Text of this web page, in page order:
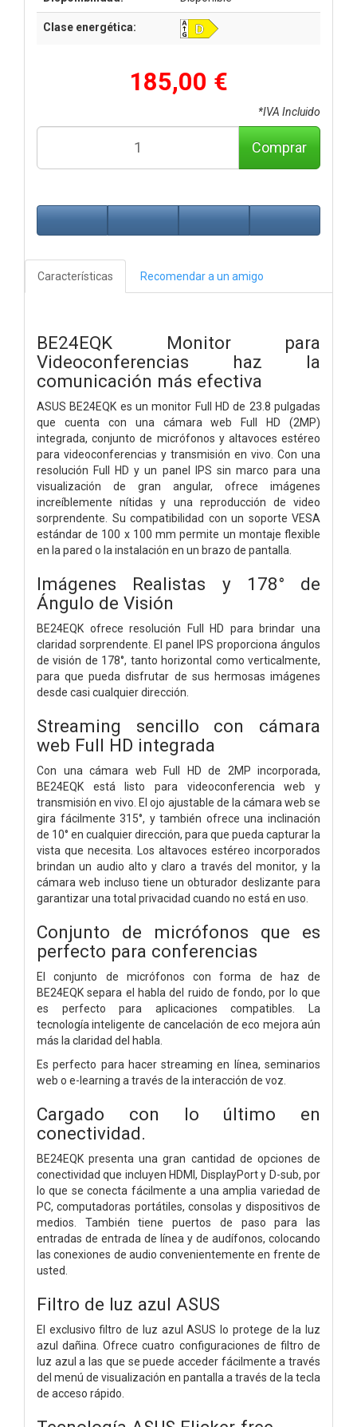
Clase energética:
185,00 €
*IVA Incluido
Comprar
Características Recomendar a un amigo
BE24EQK Monitor para
Videoconferencias haz la
comunicación más efectiva
ASUS BE24EQK es un monitor Full HD de 23.8 pulgadas
que cuenta con una cámara web Full HD (2MP)
integrada, conjunto de micrófonos y altavoces estéreo
para videoconferencias y transmisión en vivo. Con una
resolución Full HD y un panel IPS sin marco para una
visualización de gran angular, ofrece imágenes
increíblemente nítidas y una reproducción de video
sorprendente. Su compatibilidad con un soporte VESA
estándar de 100 x 100 mm permite un montaje flexible
en la pared o la instalación en un brazo de pantalla.
Imágenes Realistas y 178° de
Ángulo de Visión
BE24EQK ofrece resolución Full HD para brindar una
claridad sorprendente. El panel IPS proporciona ángulos
de visión de 178°, tanto horizontal como verticalmente,
para que pueda disfrutar de sus hermosas imágenes
desde casi cualquier dirección.
Streaming sencillo con cámara
web Full HD integrada
Con una cámara web Full HD de 2MP incorporada,
BE24EQK está listo para videoconferencia web y
transmisión en vivo. El ojo ajustable de la cámara web se
gira fácilmente 315°, y también ofrece una inclinación
de 10° en cualquier dirección, para que pueda capturar la
vista que necesita. Los altavoces estéreo incorporados
brindan un audio alto y claro a través del monitor, y la
cámara web incluso tiene un obturador deslizante para
garantizar una total privacidad cuando no está en uso.
Conjunto de micrófonos que es
perfecto para conferencias
El conjunto de micrófonos con forma de haz de
BE24EQK separa el habla del ruido de fondo, por lo que
es perfecto para aplicaciones compatibles. La
tecnología inteligente de cancelación de eco mejora aún
más la claridad del habla.
Es perfecto para hacer streaming en línea, seminarios
web o e-learning a través de la interacción de voz.
Cargado con lo último en
conectividad.
BE24EQK presenta una gran cantidad de opciones de
conectividad que incluyen HDMI, DisplayPort y D-sub, por
lo que se conecta fácilmente a una amplia variedad de
PC, computadoras portátiles, consolas y dispositivos de
medios. También tiene puertos de paso para las
entradas de entrada de línea y de audífonos, colocando
las conexiones de audio convenientemente en frente de
usted.
Filtro de luz azul ASUS
El exclusivo filtro de luz azul ASUS lo protege de la luz
azul dañina. Ofrece cuatro configuraciones de filtro de
luz azul a las que se puede acceder fácilmente a través
del menú de visualización en pantalla a través de la tecla
de acceso rápido.